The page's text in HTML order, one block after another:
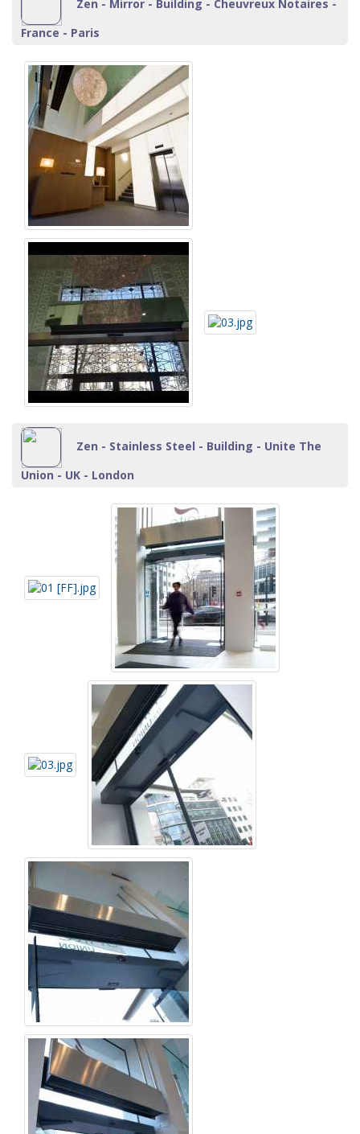
Zen - Mirror - Building - Cheuvreux Notaires -
France - Paris
Zen - Stainless Steel - Building - Unite The
Union - UK - London